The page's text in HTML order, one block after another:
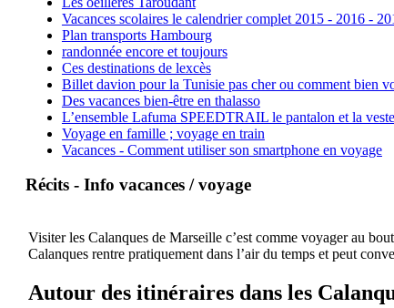
Vacances scolaires le calendrier complet 2015 - 2016 -
Plan transports Hambourg
randonnée encore et toujours
Ces destinations de lexcès
Billet davion pour la Tunisie pas cher ou comment bien
Des vacances bien-être en thalasso
L’ensemble Lafuma SPEEDTRAIL le pantalon et la
Voyage en famille ; voyage en train
Vacances - Comment utiliser son smartphone en voyage
Récits - Info vacances / voyage
Visiter les Calanques de Marseille c’est comme voyager au
Calanques rentre pratiquement dans l’air du temps et peut
Autour des itinéraires dans les